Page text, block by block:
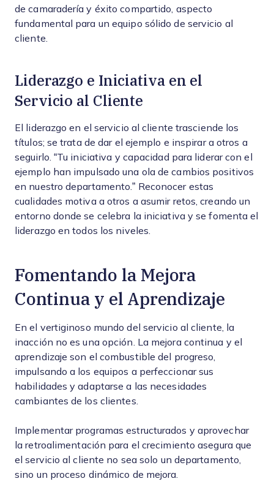
de camaradería y éxito compartido, aspecto
fundamental para un equipo sólido de servicio al
cliente.
Liderazgo e Iniciativa en el
Servicio al Cliente
El liderazgo en el servicio al cliente trasciende los
títulos; se trata de dar el ejemplo e inspirar a otros a
seguirlo. “Tu iniciativa y capacidad para liderar con el
ejemplo han impulsado una ola de cambios positivos
en nuestro departamento.” Reconocer estas
cualidades motiva a otros a asumir retos, creando un
entorno donde se celebra la iniciativa y se fomenta el
liderazgo en todos los niveles.
Fomentando la Mejora
Continua y el Aprendizaje
En el vertiginoso mundo del servicio al cliente, la
inacción no es una opción. La mejora continua y el
aprendizaje son el combustible del progreso,
impulsando a los equipos a perfeccionar sus
habilidades y adaptarse a las necesidades
cambiantes de los clientes.
Implementar programas estructurados y aprovechar
la retroalimentación para el crecimiento asegura que
el servicio al cliente no sea solo un departamento,
sino un proceso dinámico de mejora.